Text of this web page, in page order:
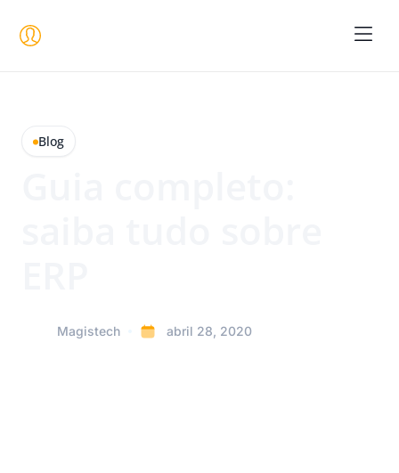
Blog
Magistech abril 28, 2020